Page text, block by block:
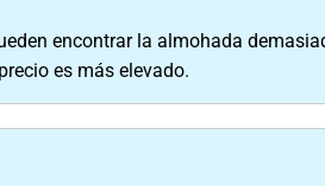
encontrar la almohada
es más elevado.